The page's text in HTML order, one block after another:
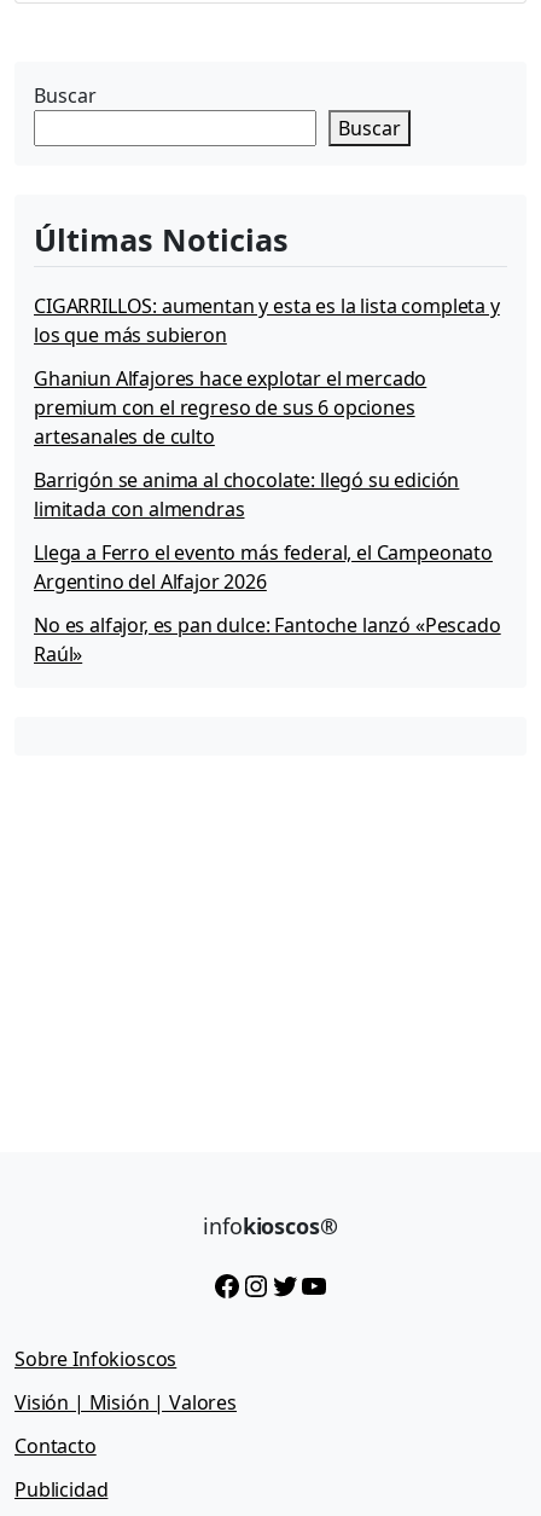
e
d
r
á
n
o
Buscar
Buscar
Últimas Noticias
CIGARRILLOS: aumentan y esta es la lista completa y
los que más subieron
Ghaniun Alfajores hace explotar el mercado
premium con el regreso de sus 6 opciones
artesanales de culto
Barrigón se anima al chocolate: llegó su edición
limitada con almendras
Llega a Ferro el evento más federal, el Campeonato
Argentino del Alfajor 2026
No es alfajor, es pan dulce: Fantoche lanzó «Pescado
Raúl»
infokioscos®
Facebook InstagramTwitter YouTube
Sobre Infokioscos
Visión | Misión | Valores
Contacto
Publicidad